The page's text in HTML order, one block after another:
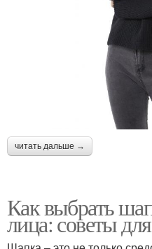
читать дальше →
Как выбрать
лица: советы